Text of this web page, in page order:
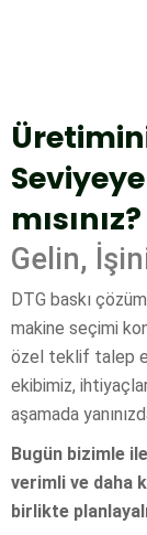
mısınız?
Gelin,
DTG baskı
makine seçimi
özel teklif talep
ekibimiz,
aşamada
Bugün bizimle
verimli ve daha
birlikte